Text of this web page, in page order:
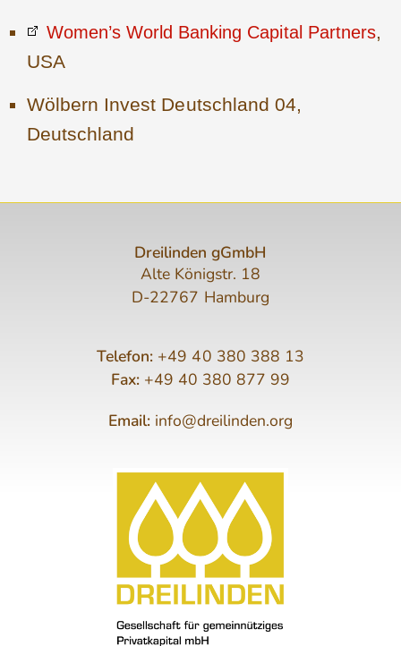
Women’s World Banking Capital Partners,
USA
Wölbern Invest Deutschland 04,
Deutschland
Dreilinden gGmbH
Alte Königstr. 18
D-22767 Hamburg
Telefon: +49 40 380 388 13
Fax:+49 40 380 877 99
Email: info@dreilinden.org